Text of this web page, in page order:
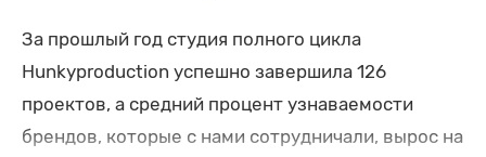
За прошлый год студия полного цикла
Hunkyproduction успешно завершила 126
проектов, а средний процент узнаваемости
брендов, которые с нами сотрудничали, вырос на